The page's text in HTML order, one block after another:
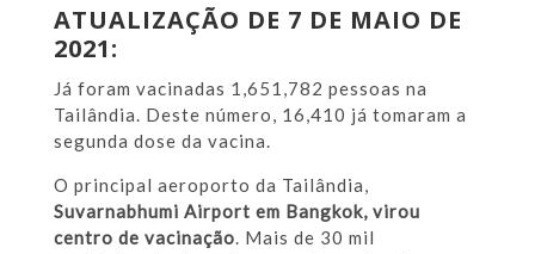
ATUALIZAÇÃO DE 7 DE MAIO DE
2021:
Já foram vacinadas 1,651,782 pessoas na
Tailândia. Deste número, 16,410 já tomaram a
segunda dose da vacina.
O principal aeroporto da Tailândia,
Suvarnabhumi Airport em Bangkok, virou
centro de vacinação . Mais de 30 mil